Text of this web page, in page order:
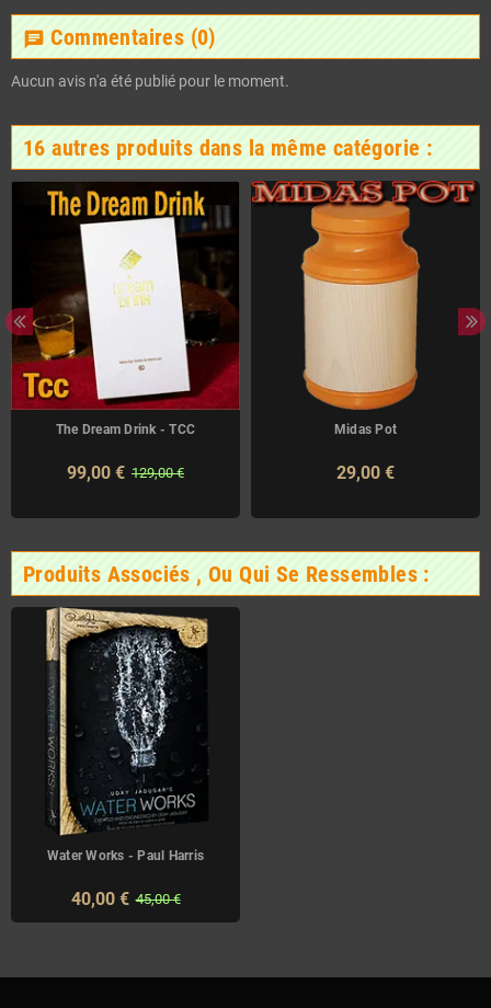
chat Commentaires (0)
Aucun avis n'a été publié pour le moment.
16 autres produits dans la même catégorie :
The Dream Drink - TCC
99,00 € 129,00 €
Midas Pot
29,00 €
Produits Associés , Ou Qui Se Ressembles :
Water Works - Paul Harris
40,00 € 45,00 €